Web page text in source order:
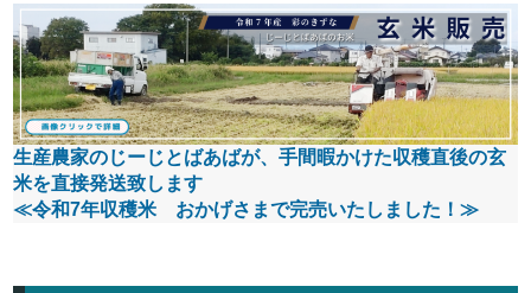
畑と周辺の様子
お知らせブログ
DIY – 販売
ぶーちゃんばあばの畑（HP）
生産農家のじーじとばあばが、手間暇かけた収穫直後の玄
米を直接発送致します
≪令和7年収穫米 おかげさまで完売いたしました！≫